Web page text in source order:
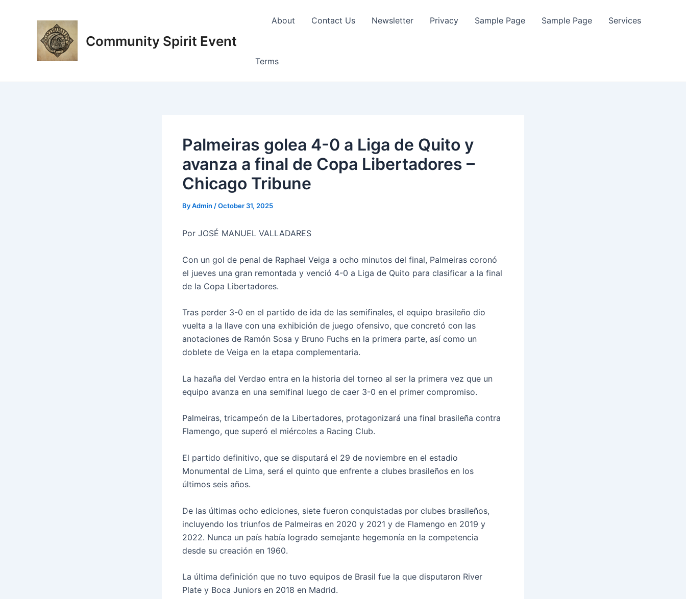
Community Spirit Event
About Contact Us Newsletter Privacy Sample Page Sample Page Services
Terms
Palmeiras golea 4-0 a Liga de Quito y
avanza a final de Copa Libertadores –
Chicago Tribune
ByAdmin /October 31, 2025
Por JOSÉ MANUEL VALLADARES
Con un gol de penal de Raphael Veiga a ocho minutos del final, Palmeiras coronó
el jueves una gran remontada y venció 4-0 a Liga de Quito para clasificar a la final
de la Copa Libertadores.
Tras perder 3-0 en el partido de ida de las semifinales, el equipo brasileño dio
vuelta a la llave con una exhibición de juego ofensivo, que concretó con las
anotaciones de Ramón Sosa y Bruno Fuchs en la primera parte, así como un
doblete de Veiga en la etapa complementaria.
La hazaña del Verdao entra en la historia del torneo al ser la primera vez que un
equipo avanza en una semifinal luego de caer 3-0 en el primer compromiso.
Palmeiras, tricampeón de la Libertadores, protagonizará una final brasileña contra
Flamengo, que superó el miércoles a Racing Club.
El partido definitivo, que se disputará el 29 de noviembre en el estadio
Monumental de Lima, será el quinto que enfrente a clubes brasileños en los
últimos seis años.
De las últimas ocho ediciones, siete fueron conquistadas por clubes brasileños,
incluyendo los triunfos de Palmeiras en 2020 y 2021 y de Flamengo en 2019 y
2022. Nunca un país había logrado semejante hegemonía en la competencia
desde su creación en 1960.
La última definición que no tuvo equipos de Brasil fue la que disputaron River
Plate y Boca Juniors en 2018 en Madrid.